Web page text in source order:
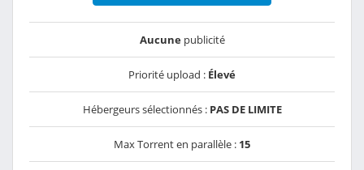
Aucunepublicité
Priorité upload : Élevé
Hébergeurs sélectionnés : PAS DE LIMITE
Max Torrent en parallèle : 15